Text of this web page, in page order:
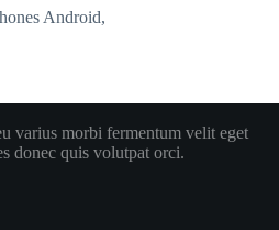
Android,
varius morbi fermentum velit eget
donec quis volutpat orci.